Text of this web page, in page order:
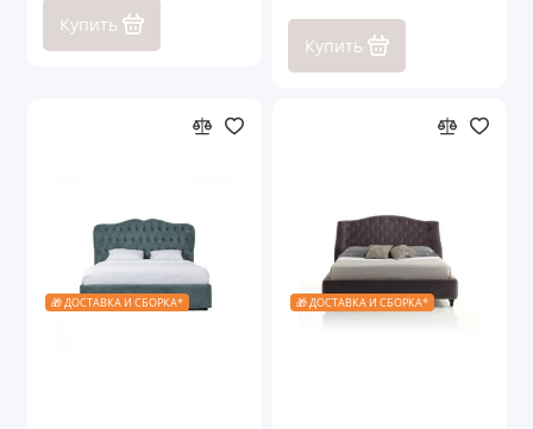
Купить
Купить
🎁 ДОСТАВКА И СБОРКА* 🎁 ДОСТАВКА И СБОРКА*